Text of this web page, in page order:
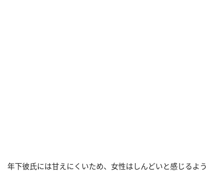
年下彼氏には甘えにくいため、女性はしんどいと感じるよう